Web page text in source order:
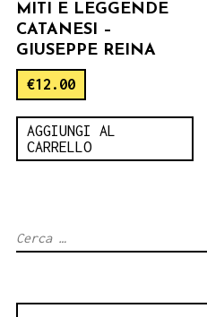
MITI E LEGGENDE
CATANESI –
GIUSEPPE REINA
€12.00
AGGIUNGI AL
CARRELLO
Ricerca